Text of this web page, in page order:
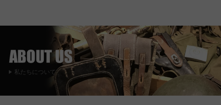
私たちについて